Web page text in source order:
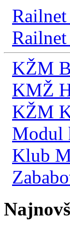
KŽM
KMŽ
KŽM
Modul
Klub